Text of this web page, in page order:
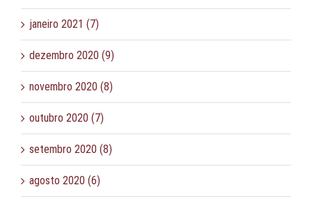
janeiro 2021 (7)
dezembro 2020 (9)
novembro 2020 (8)
outubro 2020 (7)
setembro 2020 (8)
agosto 2020 (6)